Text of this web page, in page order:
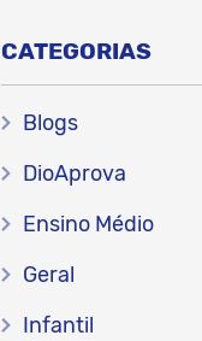
CATEGORIAS
Blogs
DioAprova
Ensino Médio
Geral
Infantil